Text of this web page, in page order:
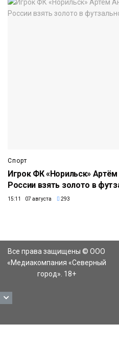
Спорт
Игрок ФК «Норильск»
России взять золото в
15:11 07 августа 293
Все права защищены © ООО
«Медиакомпания «Северный
город». 18+